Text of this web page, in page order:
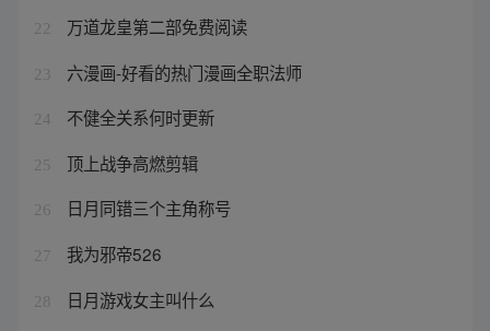
22 万道龙皇第二部免费阅读
23 六漫画-好看的热门漫画全职法师
24 不健全关系何时更新
25 顶上战争高燃剪辑
26 日月同错三个主角称号
27 我为邪帝526
28 日月游戏女主叫什么